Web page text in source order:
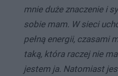
mnie duże znaczenie i
sobie mam. W sieci
pełną energii, czasami
taką, która raczej nie
jestem ja. Natomiast